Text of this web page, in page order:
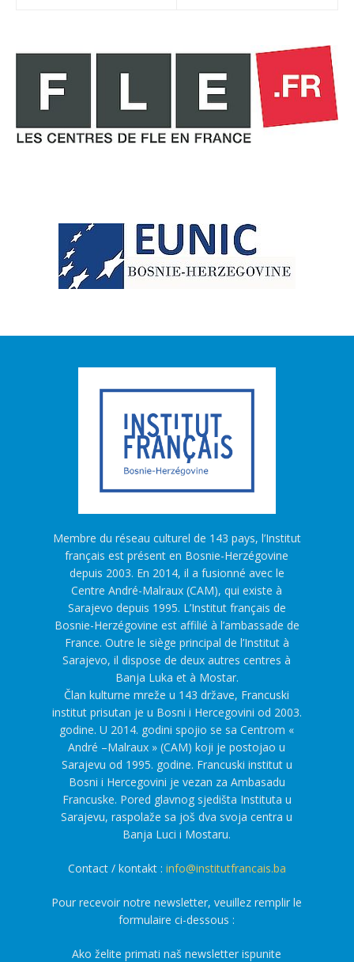
Membre du réseau culturel de 143 pays, l’Institut
français est présent en Bosnie-Herzégovine
depuis 2003. En 2014, il a fusionné avec le
Centre André-Malraux (CAM), qui existe à
Sarajevo depuis 1995. L’Institut français de
Bosnie-Herzégovine est affilié à l’ambassade de
France. Outre le siège principal de l’Institut à
Sarajevo, il dispose de deux autres centres à
Banja Luka et à Mostar.
Član kulturne mreže u 143 države, Francuski
institut prisutan je u Bosni i Hercegovini od 2003.
godine. U 2014. godini spojio se sa Centrom «
André –Malraux » (CAM) koji je postojao u
Sarajevu od 1995. godine. Francuski institut u
Bosni i Hercegovini je vezan za Ambasadu
Francuske. Pored glavnog sjedišta Instituta u
Sarajevu, raspolaže sa još dva svoja centra u
Banja Luci i Mostaru.
Contact / kontakt : info@institutfrancais.ba
Pour recevoir notre newsletter, veuillez remplir le
formulaire ci-dessous :
Ako želite primati naš newsletter ispunite